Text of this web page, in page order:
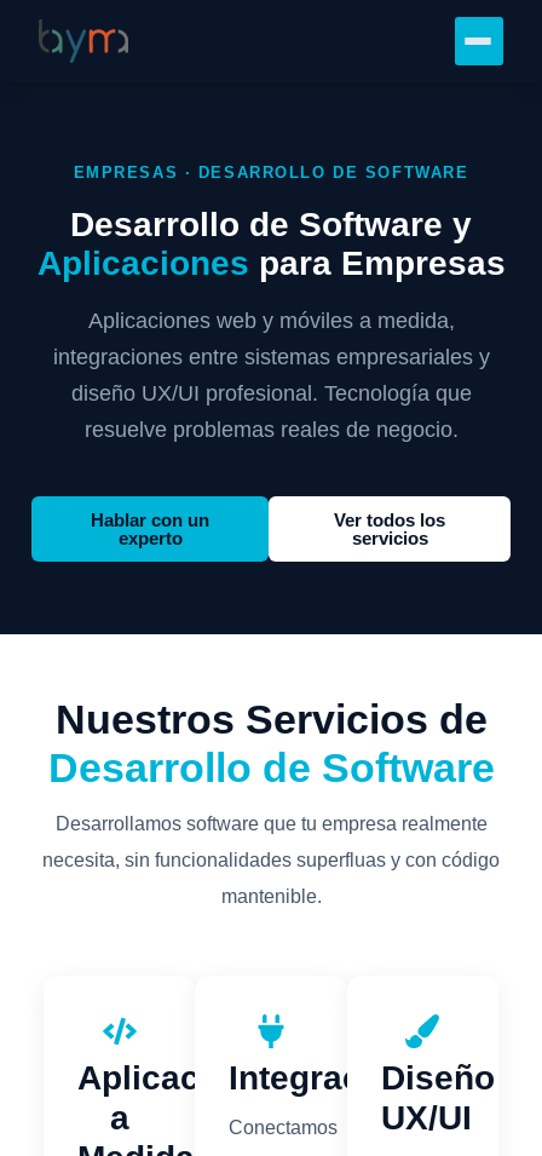
EMPRESAS · DESARROLLO DE SOFTWARE
Desarrollo de Software y
Aplicaciones para Empresas
Aplicaciones web y móviles a medida,
integraciones entre sistemas empresariales y
diseño UX/UI profesional. Tecnología que
resuelve problemas reales de negocio.
Hablar con un
experto
Ver todos los
servicios
Nuestros Servicios de
Desarrollo de Software
Desarrollamos software que tu empresa realmente
necesita, sin funcionalidades superfluas y con código
mantenible.
Aplicaciones
a
Integraciones
Conectamos
Diseño
UX/UI